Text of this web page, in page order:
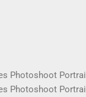
Photoshoot
Photoshoot